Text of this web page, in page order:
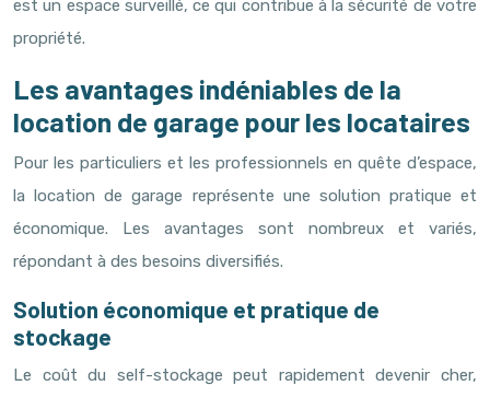
est un espace surveillé, ce qui contribue à la sécurité de votre
propriété.
Les avantages indéniables de la
location de garage pour les locataires
Pour les particuliers et les professionnels en quête d’espace,
la location de garage représente une solution pratique et
économique. Les avantages sont nombreux et variés,
répondant à des besoins diversifiés.
Solution économique et pratique de
stockage
Le coût du self-stockage peut rapidement devenir cher,